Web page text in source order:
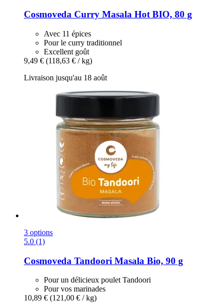
Cosmoveda Curry Masala Hot BIO, 80 g
Avec 11 épices
Pour le curry traditionnel
Excellent goût
9,49 € (118,63 € / kg)
Livraison jusqu'au 18 août
3 options
5.0 (1)
Cosmoveda Tandoori Masala Bio, 90 g
Pour un délicieux poulet Tandoori
Pour vos marinades
10,89 € (121,00 € / kg)